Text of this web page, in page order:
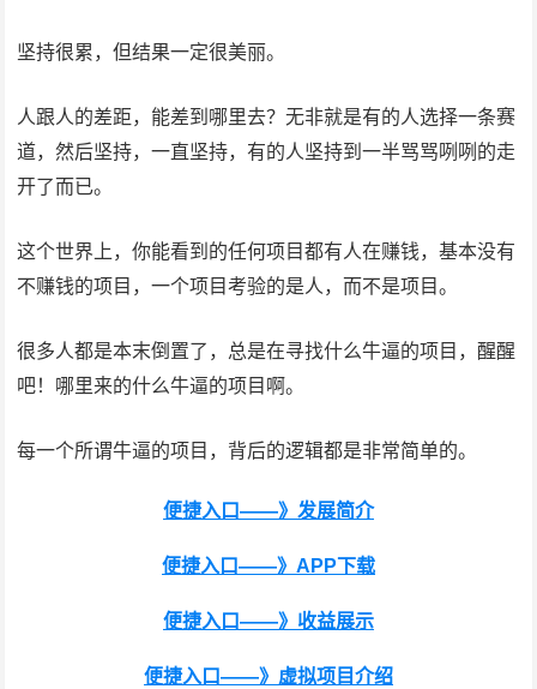
坚持很累，但结果一定很美丽。
人跟人的差距，能差到哪里去？无非就是有的人选择一条赛
道，然后坚持，一直坚持，有的人坚持到一半骂骂咧咧的走
开了而已。
这个世界上，你能看到的任何项目都有人在赚钱，基本没有
不赚钱的项目，一个项目考验的是人，而不是项目。
很多人都是本末倒置了，总是在寻找什么牛逼的项目，醒醒
吧！哪里来的什么牛逼的项目啊。
每一个所谓牛逼的项目，背后的逻辑都是非常简单的。
便捷入口——》发展简介
便捷入口——》APP下载
便捷入口——》收益展示
便捷入口——》虚拟项目介绍